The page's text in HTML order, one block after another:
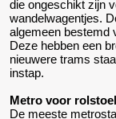
die ongeschikt zijn
wandelwagentjes.
algemeen bestemd
Deze hebben een
nieuwere trams
instap.
Metro voor
De meeste